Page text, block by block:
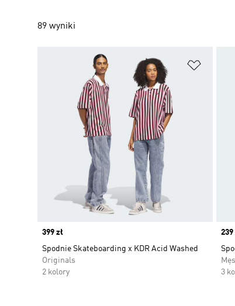
89 wyniki
Dodaj
Price
399 zł
Spodnie Skateboarding x KDR Acid Washed
Originals
2 kolory
239
3